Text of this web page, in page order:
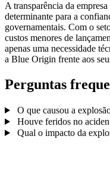
A transparência da
determinante para a
governamentais. Com o
custos menores de
apenas uma necessidade
a Blue Origin frente aos
Perguntas
O que causou a
Houve feridos no
Qual o impacto da